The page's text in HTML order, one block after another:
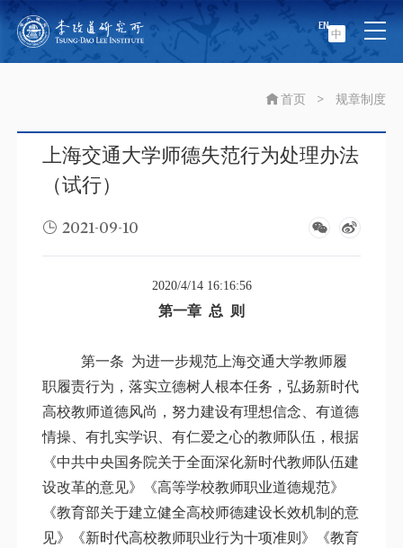
中
EN
首页 > 规章制度
上海交通大学师德失范行为处理办法
（试行）
2021-09-10
2020/4/14 16:16:56
第一章 总 则
第一条 为进一步规范上海交通大学教师履
职履责行为，落实立德树人根本任务，弘扬新时代
高校教师道德风尚，努力建设有理想信念、有道德
情操、有扎实学识、有仁爱之心的教师队伍，根据
《中共中央国务院关于全面深化新时代教师队伍建
设改革的意见》《高等学校教师职业道德规范》
《教育部关于建立健全高校师德建设长效机制的意
见》《新时代高校教师职业行为十项准则》《教育